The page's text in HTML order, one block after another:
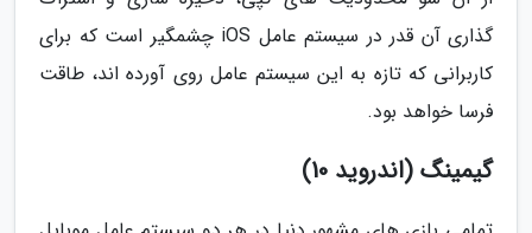
گذاری آن قدر در سیستم عامل iOS چشمگیر است که برای
کاربرانی که تازه به این سیستم عامل روی آورده اند، طاقت
فرسا خواهد بود.
گیمینگ (اندروید 10)